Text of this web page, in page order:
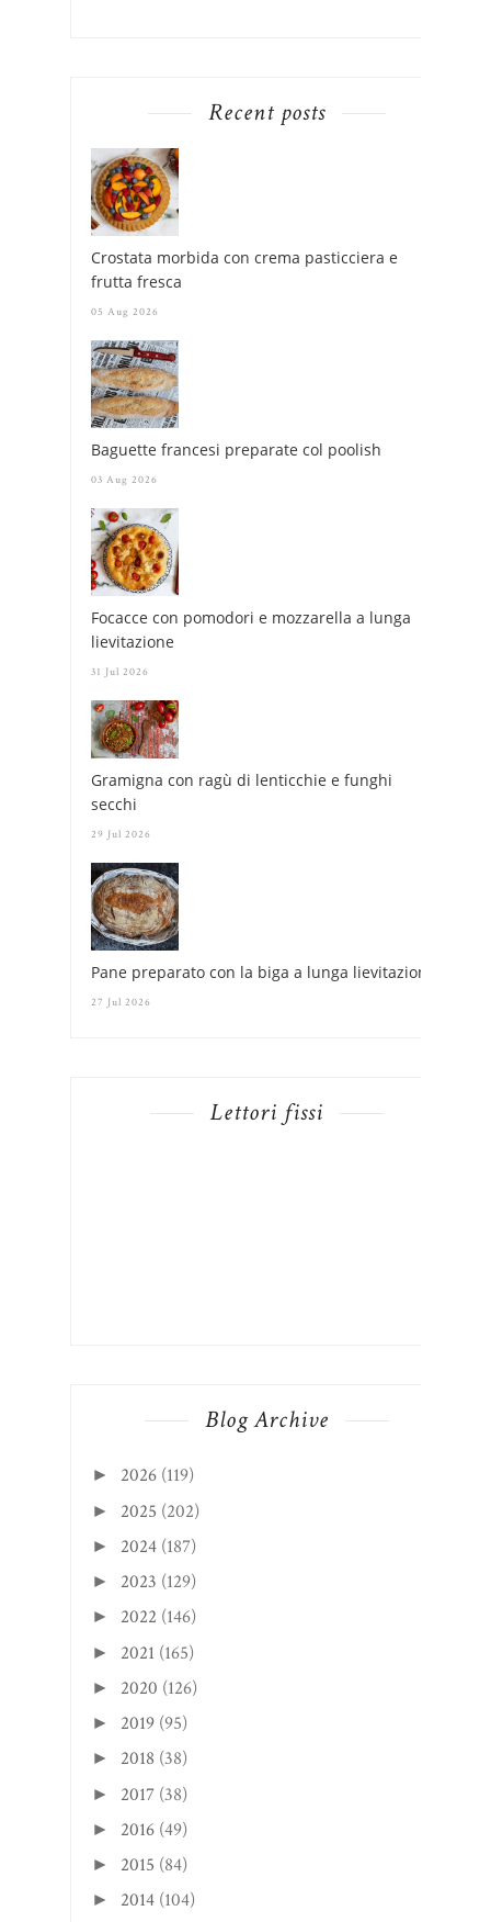
Recent posts
Crostata morbida con crema pasticciera e
frutta fresca
05 Aug 2026
Baguette francesi preparate col poolish
03 Aug 2026
Focacce con pomodori e mozzarella a lunga
lievitazione
31 Jul 2026
Gramigna con ragù di lenticchie e funghi
secchi
29 Jul 2026
Pane preparato con la biga a lunga lievitazione
27 Jul 2026
Lettori fissi
Blog Archive
► 2026 (119)
► 2025 (202)
► 2024 (187)
► 2023 (129)
► 2022 (146)
► 2021 (165)
► 2020 (126)
► 2019 (95)
► 2018 (38)
► 2017 (38)
► 2016 (49)
► 2015 (84)
► 2014 (104)